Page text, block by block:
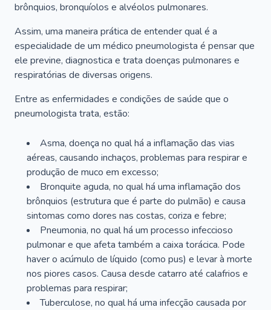
brônquios, bronquíolos e alvéolos pulmonares.
Assim, uma maneira prática de entender qual é a
especialidade de um médico pneumologista é pensar que
ele previne, diagnostica e trata doenças pulmonares e
respiratórias de diversas origens.
Entre as enfermidades e condições de saúde que o
pneumologista trata, estão:
Asma, doença no qual há a inflamação das vias
aéreas, causando inchaços, problemas para respirar e
produção de muco em excesso;
Bronquite aguda, no qual há uma inflamação dos
brônquios (estrutura que é parte do pulmão) e causa
sintomas como dores nas costas, coriza e febre;
Pneumonia, no qual há um processo infeccioso
pulmonar e que afeta também a caixa torácica. Pode
haver o acúmulo de líquido (como pus) e levar à morte
nos piores casos. Causa desde catarro até calafrios e
problemas para respirar;
Tuberculose, no qual há uma infecção causada por